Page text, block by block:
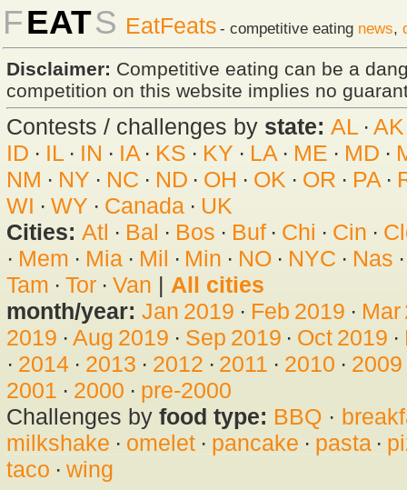
FEATS EatFeats - competitive eating news,
Disclaimer: Competitive eating can be a
competition on this website implies no
Contests / challenges by state: AL · AK
ID · IL· IN · IA· KS · KY · LA · ME · MD ·
NM · NY · NC · ND · OH · OK · OR · PA·
WI · WY · Canada· UK
Cities: Atl · Bal · Bos · Buf· Chi · Cin ·
· Mem · Mia· Mil · Min · NO · NYC · Nas
Tam · Tor· Van | All cities
month/year: Jan 2019 · Feb 2019 · Mar
2019 · Aug 2019 · Sep 2019 · Oct 2019 ·
· 2014· 2013 · 2012 · 2011 · 2010 · 2009
2001 · 2000 · pre-2000
Challenges by food type: BBQ ·
milkshake · omelet· pancake · pasta·
taco · wing